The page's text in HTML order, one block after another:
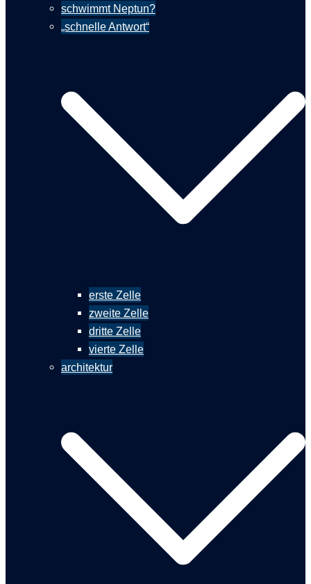
schwimmt Neptun?
„schnelle Antwort“
erste Zelle
zweite Zelle
dritte Zelle
vierte Zelle
architektur